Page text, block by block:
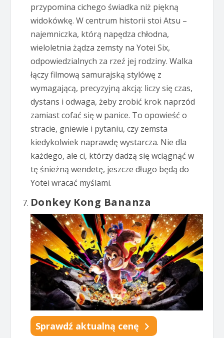
przypomina cichego świadka niż piękną
widokówkę. W centrum historii stoi Atsu –
najemniczka, którą napędza chłodna,
wieloletnia żądza zemsty na Yotei Six,
odpowiedzialnych za rzeź jej rodziny. Walka
łączy filmową samurajską stylówę z
wymagającą, precyzyjną akcją: liczy się czas,
dystans i odwaga, żeby zrobić krok naprzód
zamiast cofać się w panice. To opowieść o
stracie, gniewie i pytaniu, czy zemsta
kiedykolwiek naprawdę wystarcza. Nie dla
każdego, ale ci, którzy dadzą się wciągnąć w
tę śnieżną wendetę, jeszcze długo będą do
Yotei wracać myślami.
Donkey Kong Bananza
Sprawdź aktualną cenę